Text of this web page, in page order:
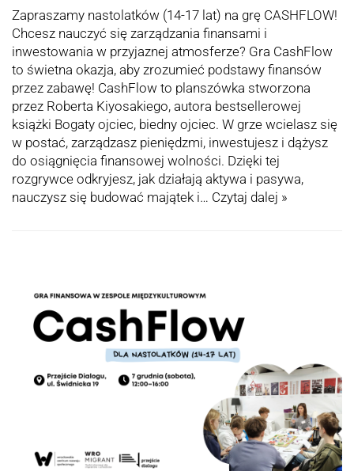
Zapraszamy nastolatków (14-17 lat) na grę CASHFLOW!
Chcesz nauczyć się zarządzania finansami i
inwestowania w przyjaznej atmosferze? Gra CashFlow
to świetna okazja, aby zrozumieć podstawy finansów
przez zabawę! CashFlow to planszówka stworzona
przez Roberta Kiyosakiego, autora bestsellerowej
książki Bogaty ojciec, biedny ojciec. W grze wcielasz się
w postać, zarządzasz pieniędzmi, inwestujesz i dążysz
do osiągnięcia finansowej wolności. Dzięki tej
rozgrywce odkryjesz, jak działają aktywa i pasywa,
nauczysz się budować majątek i… Czytaj dalej »